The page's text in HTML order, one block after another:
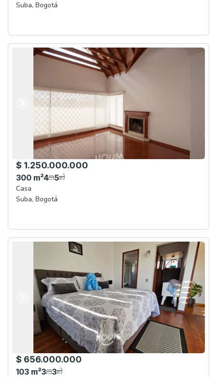
Suba, Bogotá
Anterior
Siguiente
$ 1.250.000.000
300 m²4 5
Casa
Suba, Bogotá
Anterior
Siguiente
$ 656.000.000
103 m²3 3